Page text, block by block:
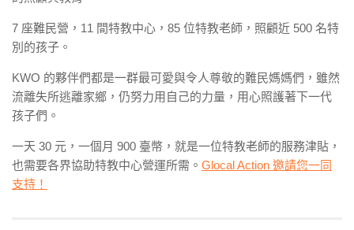
7 座難民營，11 間特教中心，85 位特教老師，照顧近 500 名特
別的孩子。
KWO 的夥伴們都是一群最可愛與令人尊敬的難民媽媽們，雖然
流離失所逃離家鄉，仍努力用自己的力量，用心照護著下一代
孩子們。
一天 30 元，一個月 900 臺幣，就是一位特教老師的服務津貼，
也需要各界協助特教中心營運所需。 Glocal Action 邀請您一同
支持！